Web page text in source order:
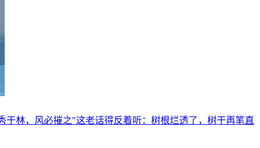
林，风必摧之"这老话得反着听：树根烂透了，树干再笔直